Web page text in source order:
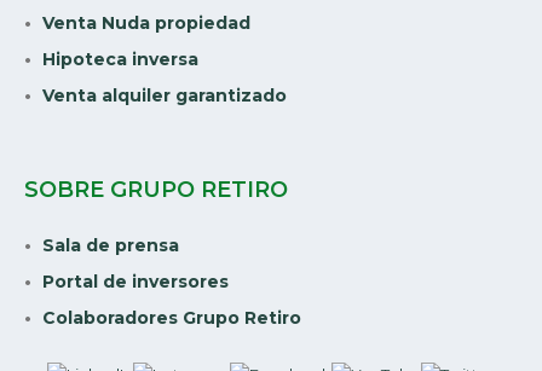
Venta Nuda propiedad
Hipoteca inversa
Venta alquiler garantizado
SOBRE GRUPO RETIRO
Sala de prensa
Portal de inversores
Colaboradores Grupo Retiro